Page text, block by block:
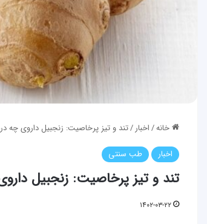
خانه/اخبار/تند و تیز پرخاصیت: زنجبیل داروی چه
اخبار طب سنتی
تند و تیز پرخاصیت: زنجبیل
۱۴۰۲-۰۳-۲۲